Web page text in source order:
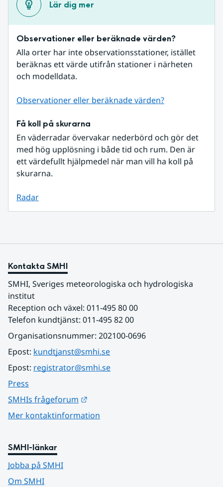
Lär dig mer
Observationer eller beräknade värden?
Alla orter har inte observationsstationer, istället
beräknas ett värde utifrån stationer i närheten
och modelldata.
Observationer eller beräknade värden?
Få koll på skurarna
En väderradar övervakar nederbörd och gör det
med hög upplösning i både tid och rum. Den är
ett värdefullt hjälpmedel när man vill ha koll på
skurarna.
Radar
Kontakta SMHI
SMHI, Sveriges meteorologiska och hydrologiska
institut
Reception och växel: 011-495 80 00
Telefon kundtjänst: 011-495 82 00
Organisationsnummer: 202100-0696
Epost: kundtjanst@smhi.se
Epost: registrator@smhi.se
Press
SMHIs frågeforum
Mer kontaktinformation
SMHI-länkar
Jobba på SMHI
Om SMHI